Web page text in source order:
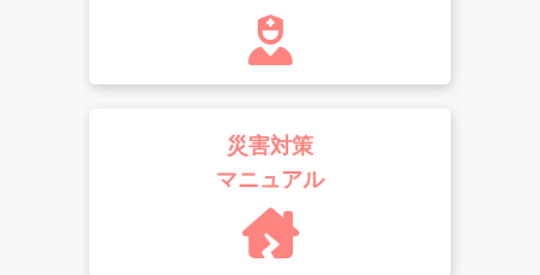
災害対策
マニュアル